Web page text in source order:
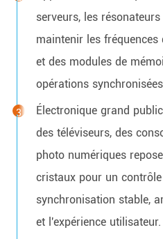
serveurs, les
maintenir les
et des modules de
opérations
Électronique grand
des téléviseurs, des
photo numériques
cristaux pour un
synchronisation stable,
et l'expérience utilisateur.